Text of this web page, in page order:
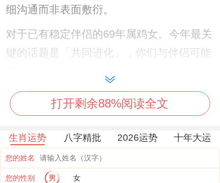
细沟通而非表面敷衍。
对于已有稳定伴侣的69年属鸡女。今年最关
键的话题是「共同进化」，你们与伴侣可能
育、长辈健康或家庭财务的规划，这些现实
课题虽然繁琐，却恰恰是巩固联盟、提升默
最智慧的伴侣会在应对这些挑战的过程中找
到新的情感支点与协作模式，需要警惕的是
打开剩余88%阅读全文
生肖运势 八字精批 2026运势 十年大运
您的姓名
您的性别 男 女